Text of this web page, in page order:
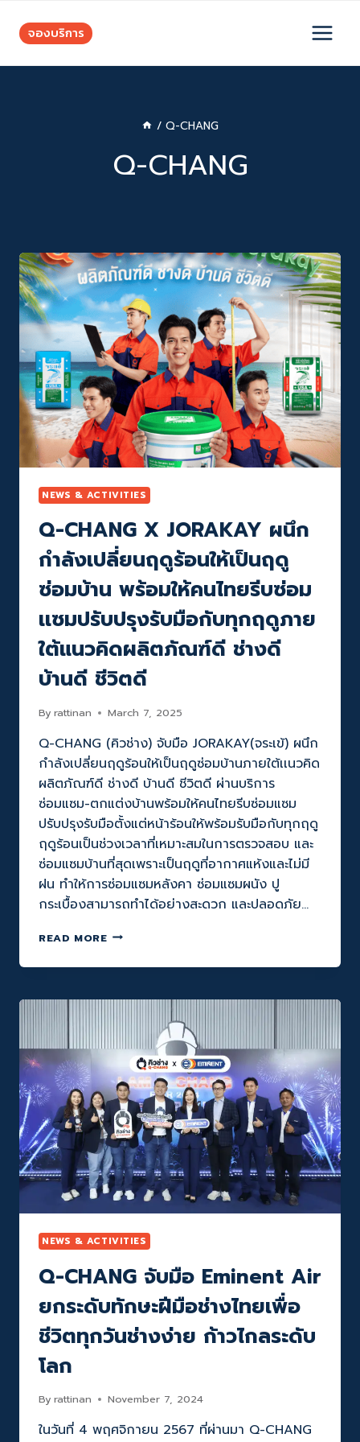
content
จองบริการ
/ Q-CHANG
Q-CHANG
NEWS & ACTIVITIES
Q-CHANG X JORAKAY ผนึก
กำลังเปลี่ยนฤดูร้อนให้เป็นฤดู
ซ่อมบ้าน พร้อมให้คนไทยรีบซ่อม
เเซมปรับปรุงรับมือกับทุกฤดูภาย
ใต้แนวคิดผลิตภัณฑ์ดี ช่างดี
บ้านดี ชีวิตดี
By rattinan March 7, 2025
Q-CHANG (คิวช่าง) จับมือ JORAKAY(จระเข้) ผนึก
กำลังเปลี่ยนฤดูร้อนให้เป็นฤดูซ่อมบ้านภายใต้เเนวคิด
ผลิตภัณฑ์ดี ช่างดี บ้านดี ชีวิตดี ผ่านบริการ
ซ่อมแซม-ตกแต่งบ้านพร้อมให้คนไทยรีบซ่อมแซม
ปรับปรุงรับมือตั้งแต่หน้าร้อนให้พร้อมรับมือกับทุกฤดู
ฤดูร้อนเป็นช่วงเวลาที่เหมาะสมในการตรวจสอบ และ
ซ่อมแซมบ้านที่สุดเพราะเป็นฤดูที่อากาศแห้งและไม่มี
ฝน ทำให้การซ่อมแซมหลังคา ซ่อมแซมผนัง ปู
กระเบื้องสามารถทำได้อย่างสะดวก และปลอดภัย…
READ MOREQ-
X
ผนึก
ฤดู
ให้
เป็น
ฤดู
ซ่อม
บ้าน
พร้อม
ให้
คน
ซ่อม
ปรับปรุง
รับมือ
กับ
ฤดู
ผลิตภัณฑ์
ช่าง
NEWS & ACTIVITIES
Q-CHANG จับมือ Eminent Air
ยกระดับทักษะฝีมือช่างไทยเพื่อ
ชีวิตทุกวันช่างง่าย ก้าวไกลระดับ
โลก
By rattinan November 7, 2024
ในวันที่ 4 พฤศจิกายน 2567 ที่ผ่านมา Q-CHANG